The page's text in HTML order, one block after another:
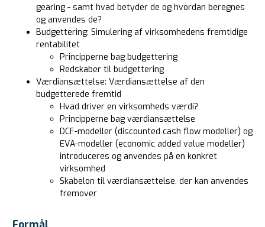
gearing - samt hvad betyder de og hvordan beregnes
og anvendes de?
Budgettering: Simulering af virksomhedens fremtidige
rentabilitet
Principperne bag budgettering
Redskaber til budgettering
Værdiansættelse: Værdiansættelse af den
budgetterede fremtid
Hvad driver en virksomheds værdi?
Principperne bag værdiansættelse
DCF-modeller (discounted cash flow modeller) og
EVA-modeller (economic added value modeller)
introduceres og anvendes på en konkret
virksomhed
Skabelon til værdiansættelse, der kan anvendes
fremover